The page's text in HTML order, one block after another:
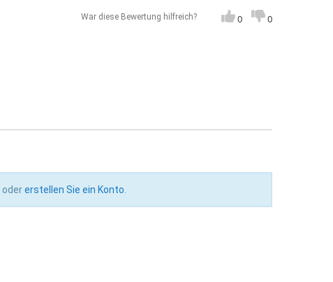
War diese Bewertung hilfreich? 0 0
odererstellen Sie ein Konto.